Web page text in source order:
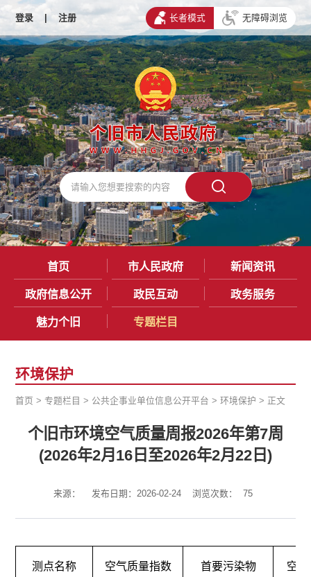
登录 | 注册 长者模式 无障碍浏览
首页 市人民政府 新闻资讯
政府信息公开 政民互动 政务服务
魅力个旧 专题栏目
环境保护
首页 >专题栏目 > 公共企事业单位信息公开平台 >环境保护 > 正文
个旧市环境空气质量周报2026年第7周
(2026年2月16日至2026年2月22日)
来源： 发布日期：2026-02-24 浏览次数： 75
测点名称 空气质量指数 首要污染物 空